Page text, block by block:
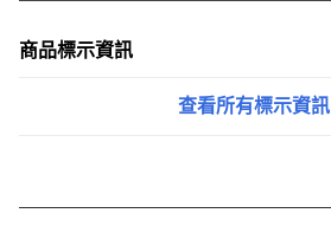
商品標示資訊
查看所有標示資訊